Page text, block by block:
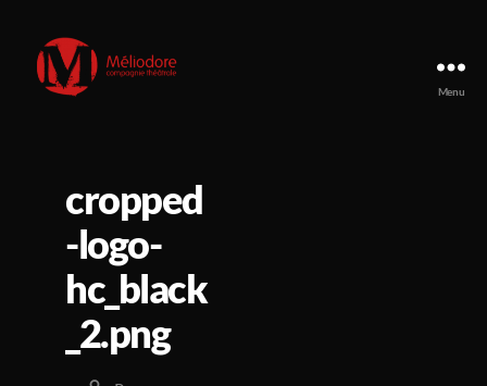
Menu
cropped
-logo-
hc_black
_2.png